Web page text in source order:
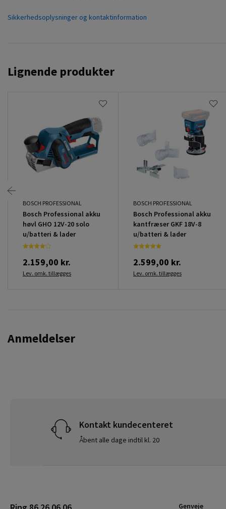
Sikkerhedsoplysninger og kontaktinformation
Lignende produkter
BOSCH PROFESSIONAL
Bosch Professional akku
høvl GHO 12V-20 solo
u/batteri & lader
2.159,00 kr.
Lev. omk. tillægges
BOSCH PROFESSIONAL
Bosch Professional akku
kantfræser GKF 18V-8
u/batteri & lader
2.599,00 kr.
Lev. omk. tillægges
Anmeldelser
Kontakt kundecenteret
Åbent alle dage indtil kl. 20
Genveje